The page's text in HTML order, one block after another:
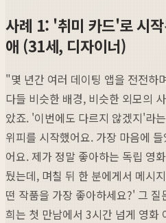
사례 1: '취미 카드'로 시
애 (31세, 디자이너)
"몇 년간 여러 데이팅 앱을 전전하
다들 비슷한 배경, 비슷한 외모의
았죠. '이번에도 다르지 않겠지'라
위피를 시작했어요. 가장 마음에
어요. 제가 정말 좋아하는 독립 영
뒀는데, 며칠 뒤 한 분에게서 메시
떤 작품을 가장 좋아하세요?' 그
희는 첫 만남에서 3시간 넘게 영화